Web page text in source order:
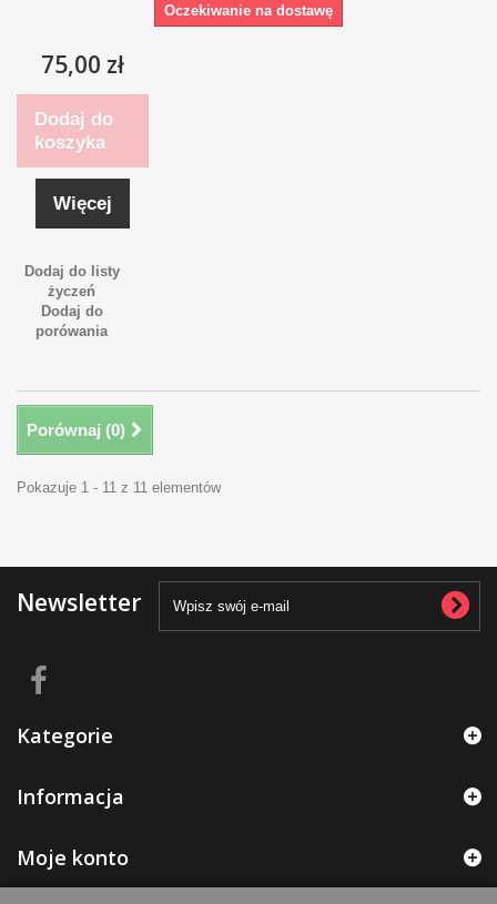
Oczekiwanie na dostawę
75,00 zł
Dodaj do
koszyka
Więcej
Dodaj do listy
życzeń
Dodaj do
porówania
Porównaj (0)
Pokazuje 1 - 11 z 11 elementów
Newsletter
Kategorie
Informacja
Moje konto